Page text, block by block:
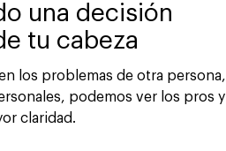
una decisión
tu cabeza
los problemas de otra persona,
podemos ver los pros y
claridad.